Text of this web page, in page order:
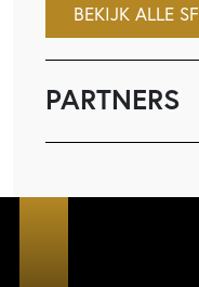
BEKIJK ALLE
PARTNERS